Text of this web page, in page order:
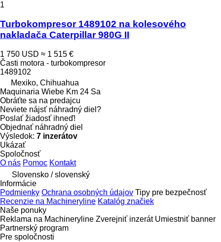
1
Turbokompresor 1489102 na kolesového
nakladača Caterpillar 980G II
1 750 USD ≈ 1 515 €
Časti motora - turbokompresor
1489102
Mexiko, Chihuahua
Maquinaria Wiebe Km 24 Sa
Obráťte sa na predajcu
Neviete nájsť náhradný diel?
Poslať žiadosť ihneď!
Objednať náhradný diel
Výsledok: 7 inzerátov
Ukázať
Spoločnosť
O nás Pomoc Kontakt
Slovensko / slovenský
Informácie
Podmienky Ochrana osobných údajov Tipy pre bezpečnosť
Recenzie na Machineryline Katalóg značiek
Naše ponuky
Reklama na Machineryline Zverejniť inzerát Umiestniť banner
Partnerský program
Pre spoločnosti